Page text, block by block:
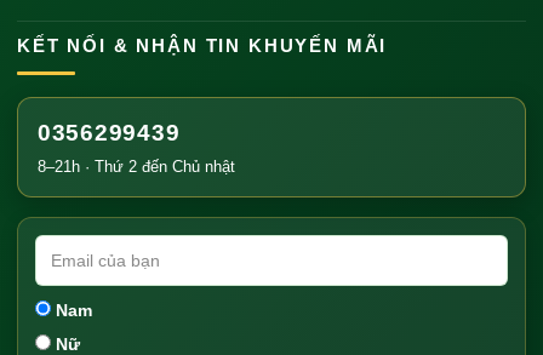
KẾT NỐI & NHẬN TIN KHUYẾN MÃI
0356299439
8–21h · Thứ 2 đến Chủ nhật
Nam
Nữ